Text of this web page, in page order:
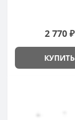
2 770 ₽
КУПИТЬ